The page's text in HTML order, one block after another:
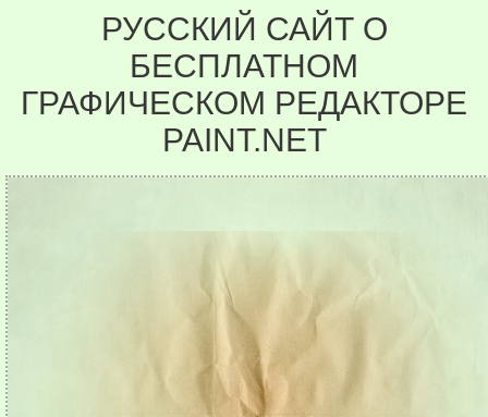
РУССКИЙ САЙТ О
БЕСПЛАТНОМ
ГРАФИЧЕСКОМ РЕДАКТОРЕ
PAINT.NET